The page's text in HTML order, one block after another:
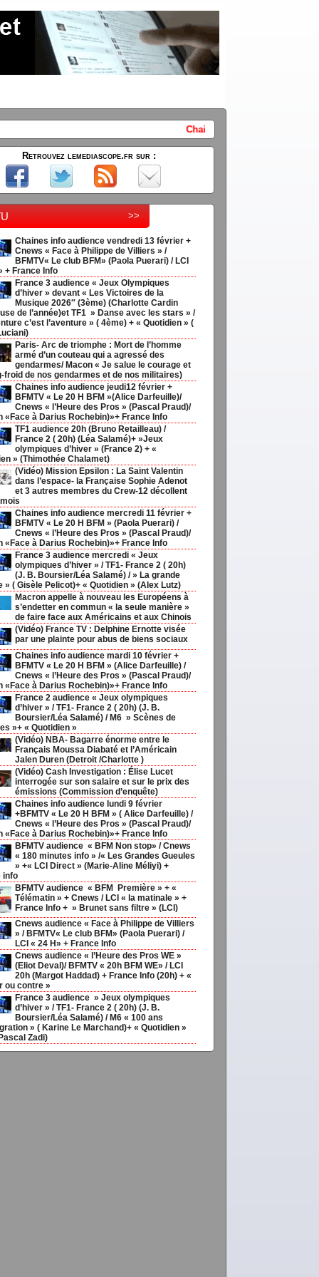
Chaines info audience vendredi 13 février + Cnews «
Retrouvez lemediascope.fr sur :
>>
Chaines info audience vendredi 13 février +
Cnews « Face à Philippe de Villiers » /
BFMTV« Le club BFM» (Paola Puerari) / LCI
+ France Info
France 3 audience « Jeux Olympiques
d’hiver » devant « Les Victoires de la
Musique 2026″ (3ème) (Charlotte Cardin
de l’année)et TF1 » Danse avec les stars » /
c’est l’aventure » ( 4ème) + « Quotidien » (
Paris- Arc de triomphe : Mort de l’homme
armé d’un couteau qui a agressé des
gendarmes/ Macon « Je salue le courage et
froid de nos gendarmes et de nos militaires)
Chaines info audience jeudi12 février +
BFMTV « Le 20 H BFM »(Alice Darfeuille)/
Cnews « l’Heure des Pros » (Pascal Praud)/
«Face à Darius Rochebin)»+ France Info
TF1 audience 20h (Bruno Retailleau) /
France 2 ( 20h) (Léa Salamé)+ »Jeux
olympiques d’hiver » (France 2) + «
» (Thimothée Chalamet)
(Vidéo) Mission Epsilon : La Saint Valentin
dans l’espace- la Française Sophie Adenot
et 3 autres membres du Crew-12 décollent
Chaines info audience mercredi 11 février +
BFMTV « Le 20 H BFM » (Paola Puerari) /
Cnews « l’Heure des Pros » (Pascal Praud)/
«Face à Darius Rochebin)»+ France Info
France 3 audience mercredi « Jeux
olympiques d’hiver » / TF1- France 2 ( 20h)
(J. B. Boursier/Léa Salamé) / » La grande
» ( Gisèle Pelicot)+ « Quotidien » (Alex Lutz)
Macron appelle à nouveau les Européens à
s’endetter en commun « la seule manière »
de faire face aux Américains et aux Chinois
(Vidéo) France TV : Delphine Ernotte visée
par une plainte pour abus de biens sociaux
Chaines info audience mardi 10 février +
BFMTV « Le 20 H BFM » (Alice Darfeuille) /
Cnews « l’Heure des Pros » (Pascal Praud)/
«Face à Darius Rochebin)»+ France Info
France 2 audience « Jeux olympiques
d’hiver » / TF1- France 2 ( 20h) (J. B.
Boursier/Léa Salamé) / M6 » Scènes de
»+ « Quotidien »
(Vidéo) NBA- Bagarre énorme entre le
Français Moussa Diabaté et l’Américain
Jalen Duren (Detroit /Charlotte )
(Vidéo) Cash Investigation : Élise Lucet
interrogée sur son salaire et sur le prix des
émissions (Commission d’enquête)
Chaines info audience lundi 9 février
+BFMTV « Le 20 H BFM » ( Alice Darfeuille) /
Cnews « l’Heure des Pros » (Pascal Praud)/
«Face à Darius Rochebin)»+ France Info
BFMTV audience « BFM Non stop» / Cnews
« 180 minutes info » /« Les Grandes Gueules
» +« LCI Direct » (Marie-Aline Méliyi) +
info
BFMTV audience « BFM Première » + «
Télématin » + Cnews / LCI « la matinale » +
France Info + » Brunet sans filtre » (LCI)
Cnews audience « Face à Philippe de Villiers
» / BFMTV« Le club BFM» (Paola Puerari) /
LCI « 24 H» + France Info
Cnews audience « l’Heure des Pros WE »
(Eliot Deval)/ BFMTV « 20h BFM WE» / LCI
20h (Margot Haddad) + France Info (20h) + «
ou contre »
France 3 audience » Jeux olympiques
d’hiver » / TF1- France 2 ( 20h) (J. B.
Boursier/Léa Salamé) / M6 « 100 ans
» ( Karine Le Marchand)+ « Quotidien »
Zadi)